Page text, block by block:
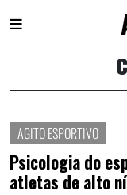
content
AGITO ESPORTIVO
Psicologia do
atletas de alto